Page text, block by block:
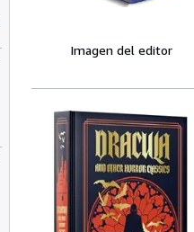
Imagen del editor